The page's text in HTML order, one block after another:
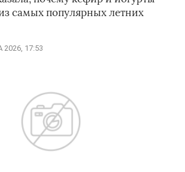
самых популярных летних
2026, 17:53